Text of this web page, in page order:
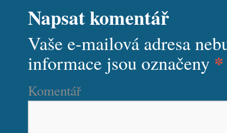
Napsat komentář
Vaše e-mailová adresa
informace jsou označeny *
Komentář